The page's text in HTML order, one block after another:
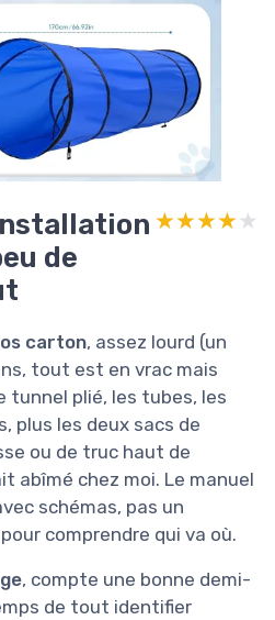
de
★★★★★
★★★★★
carton, assez lourd (un
tout est en vrac mais
tunnel plié, les tubes, les
plus les deux sacs de
ou de truc haut de
abîmé chez moi. Le manuel
schémas, pas un
comprendre qui va où.
, compte une bonne demi-
de tout identifier